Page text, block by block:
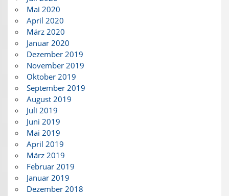
Mai 2020
April 2020
März 2020
Januar 2020
Dezember 2019
November 2019
Oktober 2019
September 2019
August 2019
Juli 2019
Juni 2019
Mai 2019
April 2019
März 2019
Februar 2019
Januar 2019
Dezember 2018